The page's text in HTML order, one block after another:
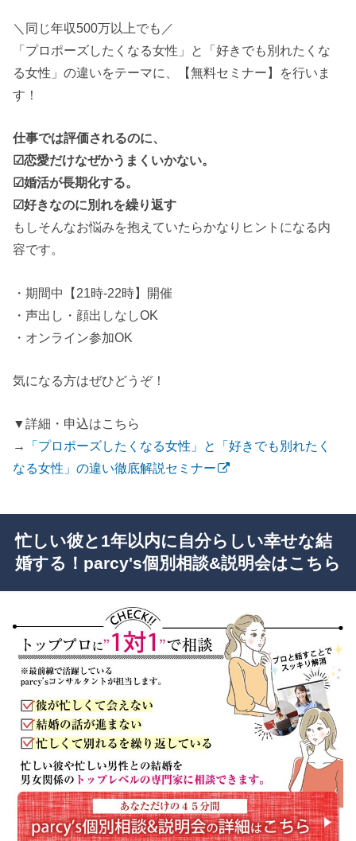
＼同じ年収500万以上でも／
「プロポーズしたくなる女性」と「好きでも別れたくな
る女性」の違いをテーマに、【無料セミナー】を行いま
す！
仕事では評価されるのに、
☑恋愛だけなぜかうまくいかない。
☑婚活が長期化する。
☑好きなのに別れを繰り返す
もしそんなお悩みを抱えていたらかなりヒントになる内
容です。
・期間中【21時-22時】開催
・声出し・顔出しなしOK
・オンライン参加OK
気になる方はぜひどうぞ！
▼詳細・申込はこちら
→
「プロポーズしたくなる女性」と「好きでも別れたく
なる女性」の違い徹底解説セミナー
忙しい彼と1年以内に自分らしい幸せな結
婚する！parcy's個別相談&説明会はこちら